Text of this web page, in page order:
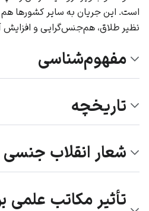
است. این جریان به سایر کشورها
نظیر طلاق، هم‌جنس‌گرایی و افزایش
مفهوم‌شناسی
تاریخچه
شعار انقلاب جنسی
تأثیر مکاتب علمی